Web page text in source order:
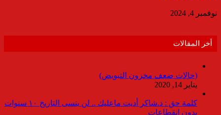
نوفمبر 4, 2024
أخر المقالات
(حالات ضعف مخزون التبويض)
يناير 14, 2020
كلمة حق : د.شاكر أديت ماعليك .. لن ينسى التاريخ ١٠ سنوات
بدون انقطاعات